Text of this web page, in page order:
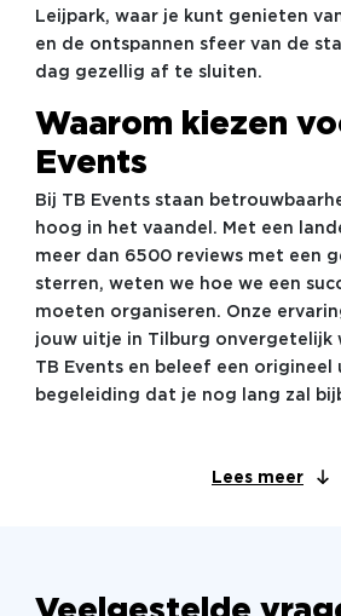
Leijpark, waar je kunt genieten
en de ontspannen sfeer van de
dag gezellig af te sluiten.
Waarom kiezen
Events
Bij TB Events staan
hoog in het vaandel. Met een
meer dan 6500 reviews met een
sterren, weten we hoe we een
moeten organiseren. Onze
jouw uitje in Tilburg onvergetelijk
TB Events en beleef een
begeleiding dat je nog lang zal
Lees meer